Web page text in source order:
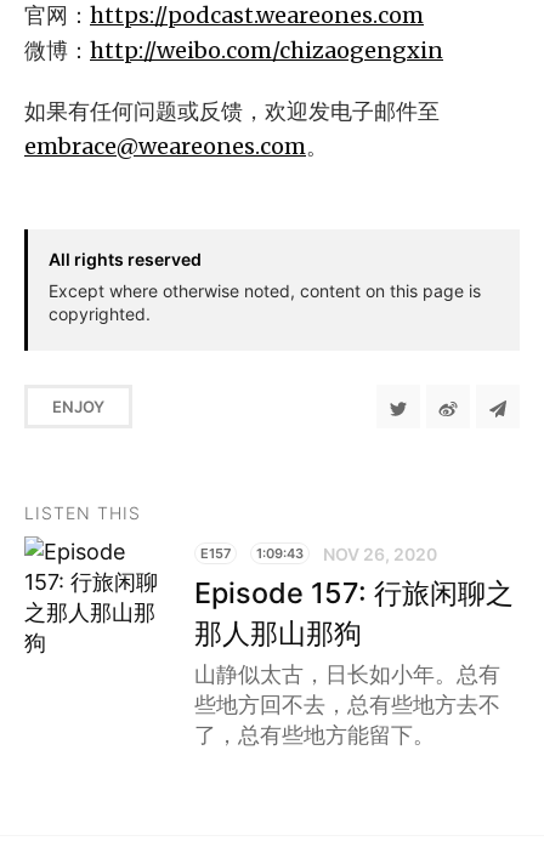
官网： https://podcast.weareones.com
微博： http://weibo.com/chizaogengxin
如果有任何问题或反馈，欢迎发电子邮件至
embrace@weareones.com。
All rights reserved
Except where otherwise noted, content on this page is
copyrighted.
ENJOY
LISTEN THIS
E157 1:09:43 NOV 26, 2020
Episode 157: 行旅闲聊之
那人那山那狗
山静似太古，日长如小年。总有
些地方回不去，总有些地方去不
了，总有些地方能留下。